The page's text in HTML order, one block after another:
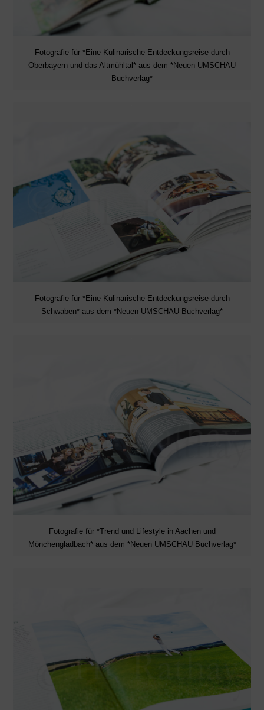
Fotografie für *Eine Kulinarische Entdeckungsreise durch
Oberbayern und das Altmühltal* aus dem *Neuen UMSCHAU
Buchverlag*
Fotografie für *Eine Kulinarische Entdeckungsreise durch
Schwaben* aus dem *Neuen UMSCHAU Buchverlag*
Fotografie für *Trend und Lifestyle in Aachen und
Mönchengladbach* aus dem *Neuen UMSCHAU Buchverlag*